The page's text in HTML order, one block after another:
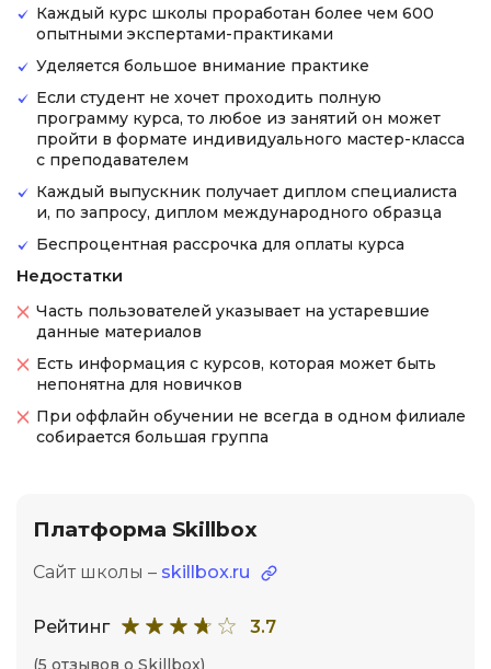
Каждый курс школы проработан более чем 600
опытными экспертами-практиками
Уделяется большое внимание практике
Если студент не хочет проходить полную
программу курса, то любое из занятий он может
пройти в формате индивидуального мастер-класса
с преподавателем
Каждый выпускник получает диплом специалиста
и, по запросу, диплом международного образца
Беспроцентная рассрочка для оплаты курса
Недостатки
Часть пользователей указывает на устаревшие
данные материалов
Есть информация с курсов, которая может быть
непонятна для новичков
При оффлайн обучении не всегда в одном филиале
собирается большая группа
Платформа Skillbox
Сайт школы – skillbox.ru
Рейтинг 3.7
(5 отзывов о Skillbox)